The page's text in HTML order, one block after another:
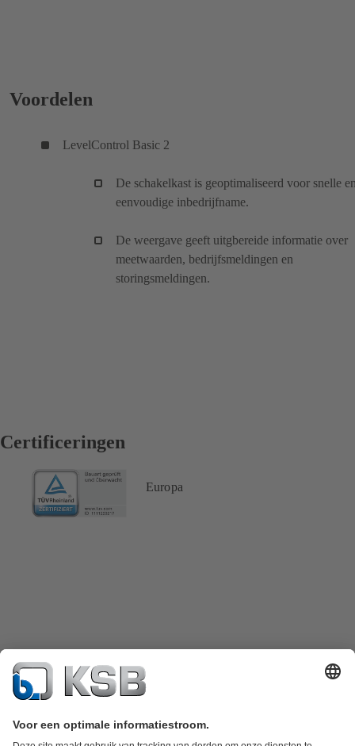
Voordelen
LevelControl Basic 2
De schakelkast is geoptimaliseerd voor snelle
eenvoudige inbedrijfname.
De weergave geeft uitgbereide informatie over
meetwaarden, bedrijfsmeldingen en
storingsmeldingen.
Certificeringen
Europa